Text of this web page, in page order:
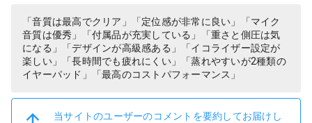
ック 国内正規品 【 ファイナルファ
ンタジー XIV 推奨モデル 】
「音質は最高でクリア」「定位感が非常に良い」「マイク
音質は優秀」「付属品が充実している」「重さと側圧は気
になる」「デザインが高級感ある」「イコライザー設定が
楽しい」「長時間でも疲れにくい」「蒸れやすいが2種類の
イヤーパッド」「最高のコストパフォーマンス」
当サイトのユーザーのコメントを要約してお届けし